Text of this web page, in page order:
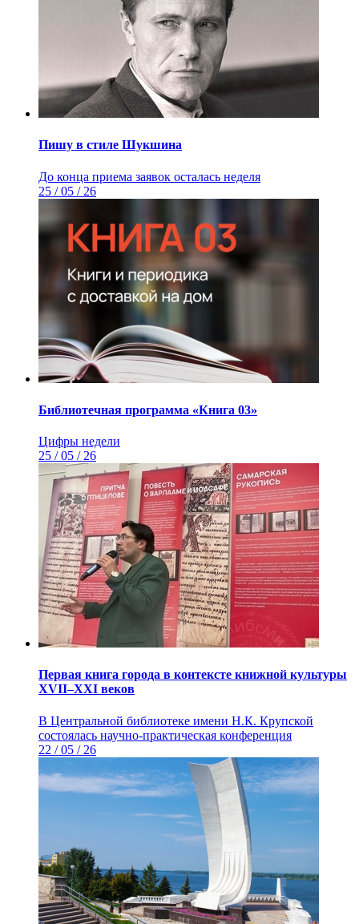
Пишу в стиле Шукшина
До конца приема заявок осталась неделя
25 / 05 / 26
Библиотечная программа «Книга 03»
Цифры недели
25 / 05 / 26
Первая книга города в контексте книжной культуры
XVII–XXI веков
В Центральной библиотеке имени Н.К. Крупской
состоялась научно-практическая конференция
22 / 05 / 26